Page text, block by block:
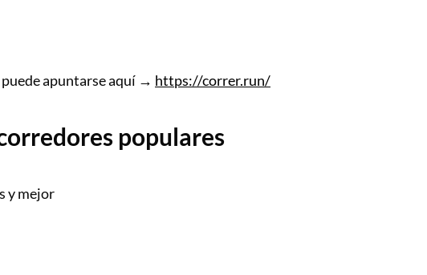
puede apuntarse aquí → https://correr.run/
populares
y mejor